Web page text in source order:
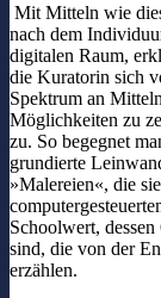
Mit Mitteln wie
nach dem
digitalen Raum,
die Kuratorin sich
Spektrum an
Möglichkeiten zu
zu. So begegnet
grundierte
»Malereien«, die
Schoolwert,
sind, die von der
erzählen.